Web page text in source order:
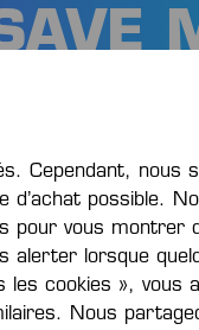
!
Cependant, nous
d’achat possible.
pour vous montrer
alerter lorsque
les cookies », vous
Nous